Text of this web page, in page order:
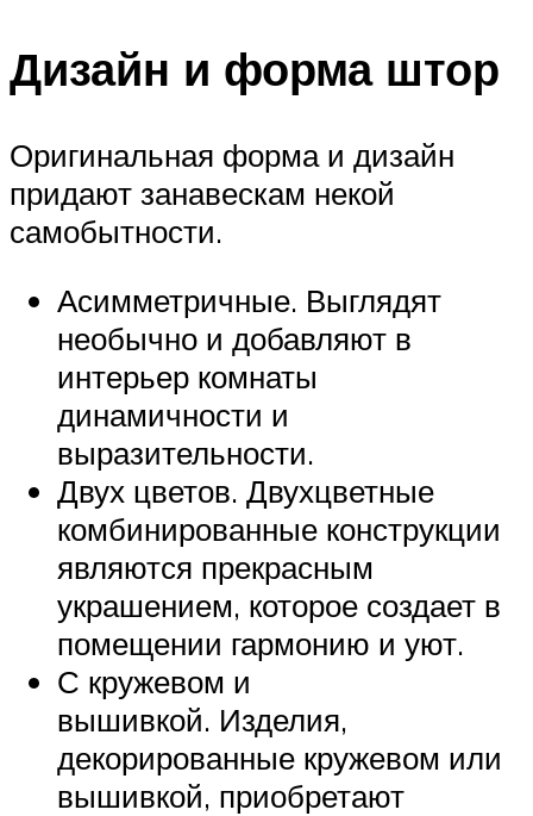
Дизайн и форма штор
Оригинальная форма и дизайн
придают занавескам некой
самобытности.
Асимметричные. Выглядят
необычно и добавляют в
интерьер комнаты
динамичности и
выразительности.
Двух цветов. Двухцветные
комбинированные конструкции
являются прекрасным
украшением, которое создает в
помещении гармонию и уют.
С кружевом и
вышивкой. Изделия,
декорированные кружевом или
вышивкой, приобретают